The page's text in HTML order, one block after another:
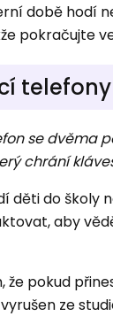
době hodí
pokračujte
se dvěma
chrání
děti do školy
aby
že pokud
ze